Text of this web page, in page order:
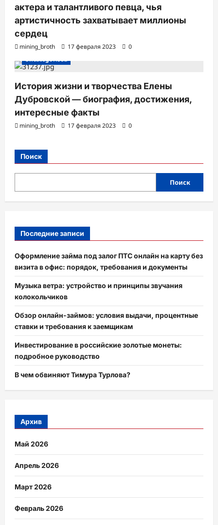
актера и талантливого певца, чья
артистичность захватывает миллионы
сердец
mining_broth 17 февраля 2023
0
Uncategorised
История жизни и творчества Елены
Дубровской — биография, достижения,
интересные факты
mining_broth 17 февраля 2023 0
Поиск
Поиск
Последние записи
Оформление займа под залог ПТС онлайн на карту без
визита в офис: порядок, требования и документы
Музыка ветра: устройство и принципы звучания
колокольчиков
Обзор онлайн-займов: условия выдачи, процентные
ставки и требования к заемщикам
Инвестирование в российские золотые монеты:
подробное руководство
В чем обвиняют Тимура Турлова?
Архив
Май 2026
Апрель 2026
Март 2026
Февраль 2026